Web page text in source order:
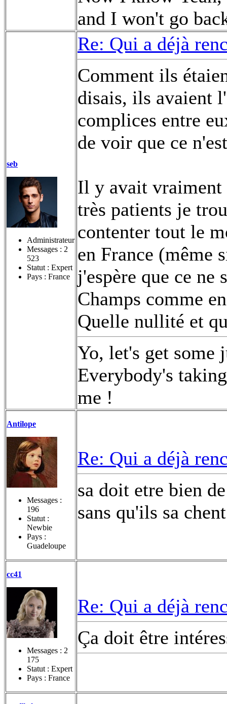
and I won't go
seb
Administrateur
Messages : 2
523
Statut : Expert
Pays : France
Re: Qui a déjà
Comment ils
disais, ils avaient
complices entre
de voir que ce
Il y avait vraiment
très patients je
contenter tout le
en France (même
j'espère que ce ne
Champs comme
Quelle nullité et
Yo, let's get some
Everybody's
me !
Antilope
Messages :
196
Statut :
Newbie
Pays :
Guadeloupe
Re: Qui a déjà
sa doit etre bien
sans qu'ils sa
cc41
Messages : 2
175
Statut : Expert
Pays : France
Re: Qui a déjà
Ça doit être